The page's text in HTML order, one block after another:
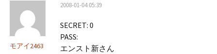
モアイ2463
2008-01-04 05:39
SECRET: 0
PASS:
エンスト新さん